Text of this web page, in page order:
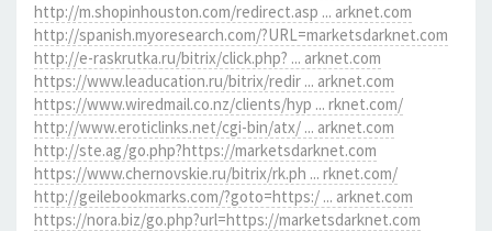
http://m.shopinhouston.com/redirect.asp ... arknet.com
http://spanish.myoresearch.com/?URL=marketsdarknet.com
http://e-raskrutka.ru/bitrix/click.php? ... arknet.com
https://www.leaducation.ru/bitrix/redir ... arknet.com
https://www.wiredmail.co.nz/clients/hyp ... rknet.com/
http://www.eroticlinks.net/cgi-bin/atx/ ... arknet.com
http://ste.ag/go.php?https://marketsdarknet.com
https://www.chernovskie.ru/bitrix/rk.ph ... rknet.com/
http://geilebookmarks.com/?goto=https:/ ... arknet.com
https://nora.biz/go.php?url=https://marketsdarknet.com